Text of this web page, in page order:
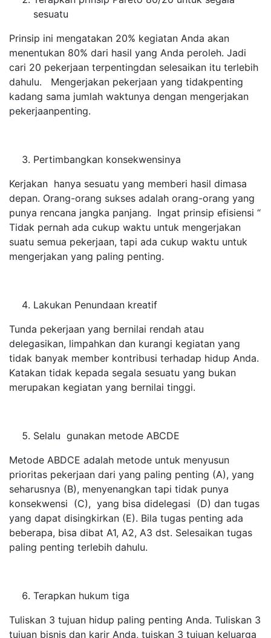
sesuatu
Prinsip ini mengatakan 20% kegiatan Anda akan
menentukan 80% dari hasil yang Anda peroleh. Jadi
cari 20 pekerjaan terpentingdan selesaikan itu terlebih
dahulu. Mengerjakan pekerjaan yang tidakpenting
kadang sama jumlah waktunya dengan mengerjakan
pekerjaanpenting.
Pertimbangkan konsekwensinya
Kerjakan hanya sesuatu yang memberi hasil dimasa
depan. Orang-orang sukses adalah orang-orang yang
punya rencana jangka panjang. Ingat prinsip efisiensi “
Tidak pernah ada cukup waktu untuk mengerjakan
suatu semua pekerjaan, tapi ada cukup waktu untuk
mengerjakan yang paling penting.
Lakukan Penundaan kreatif
Tunda pekerjaan yang bernilai rendah atau
delegasikan, limpahkan dan kurangi kegiatan yang
tidak banyak member kontribusi terhadap hidup Anda.
Katakan tidak kepada segala sesuatu yang bukan
merupakan kegiatan yang bernilai tinggi.
Selalu gunakan metode ABCDE
Metode ABDCE adalah metode untuk menyusun
prioritas pekerjaan dari yang paling penting (A), yang
seharusnya (B), menyenangkan tapi tidak punya
konsekwensi (C), yang bisa didelegasi (D) dan tugas
yang dapat disingkirkan (E). Bila tugas penting ada
beberapa, bisa dibat A1, A2, A3 dst. Selesaikan tugas
paling penting terlebih dahulu.
Terapkan hukum tiga
Tuliskan 3 tujuan hidup paling penting Anda. Tuliskan 3
tujuan bisnis dan karir Anda, tuiskan 3 tujuan keluarga